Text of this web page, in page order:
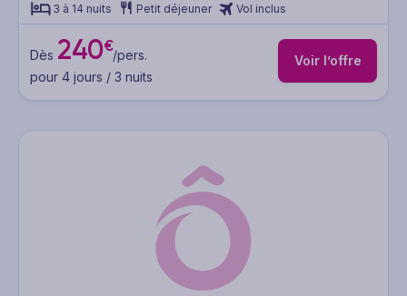
3 à 14 nuits Petit déjeuner Vol inclus
Dès 240€/pers.
pour 4 jours / 3 nuits
Voir l’offre